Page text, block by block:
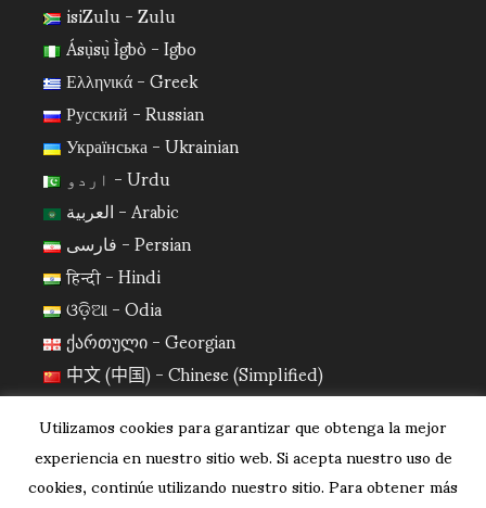
isiZulu - Zulu
Ásụ̀sụ̀ Ìgbò - Igbo
Ελληνικά - Greek
Русский - Russian
Українська - Ukrainian
اردو - Urdu
العربية - Arabic
فارسی - Persian
हिन्दी - Hindi
ଓଡ଼ିଆ - Odia
ქართული - Georgian
中文 (中国) - Chinese (Simplified)
日本語 - Japanese
한국어 - Korean
Utilizamos cookies para garantizar que obtenga la mejor
experiencia en nuestro sitio web. Si acepta nuestro uso de
cookies, continúe utilizando nuestro sitio. Para obtener más